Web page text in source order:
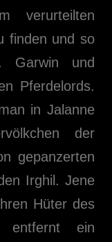
verurteilten
finden und so
Garwin und
Pferdelords.
in Jalanne
der
gepanzerten
Irghil. Jene
Hüter des
entfernt ein